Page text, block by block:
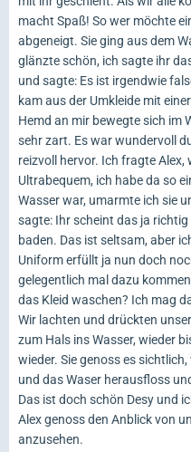
macht Spaß! So wer möchte
abgeneigt. Sie ging aus dem
glänzte schön, ich sagte ihr
und sagte: Es ist irgendwie
kam aus der Umkleide mit
Hemd an mir bewegte sich im
sehr zart. Es war wundervoll
reizvoll hervor. Ich fragte Alex,
Ultrabequem, ich habe da so
Wasser war, umarmte ich sie
sagte: Ihr scheint das ja
baden. Das ist seltsam, aber
Uniform erfüllt ja nun doch
gelegentlich mal dazu
das Kleid waschen? Ich mag
Wir lachten und drückten
zum Hals ins Wasser, wieder
wieder. Sie genoss es
und das Waser herausfloss
Das ist doch schön Desy und
Alex genoss den Anblick von
anzusehen.